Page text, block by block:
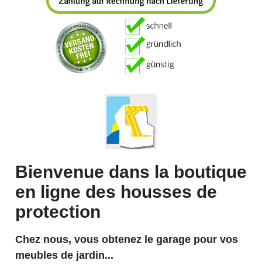
Bienvenue dans la boutique
en ligne des housses de
protection
Chez nous, vous obtenez le garage pour vos
meubles de jardin...